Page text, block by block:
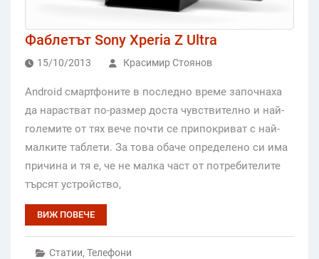
Фаблетът Sony Xperia Z Ultra
15/10/2013 Красимир Стоянов
Android смартфоните в последно време започнаха
да нарастват по-размер доста чувствително и най-
големите от тях вече почти се припокриват с най-
малките таблети. За това обаче определено си има
причина и тя е, че не малка част от потребителите
търсят устройство,
ВИЖ ПОВЕЧЕ
Статии, Телефони